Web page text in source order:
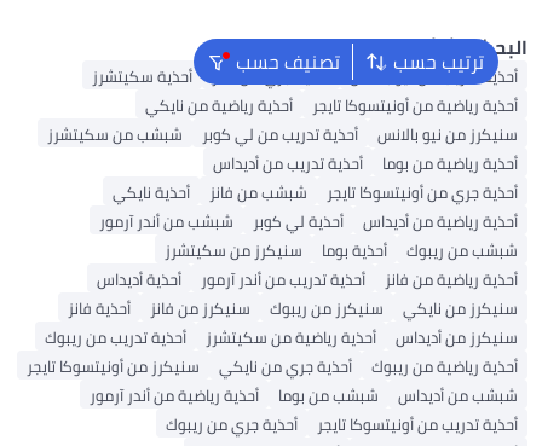
ترتيب حسب تصنيف حسب الشائع
تدريب من نيو بالانس أحذية جري من فانز
أحذية سكيتشرز
رياضية من أونيتسوكا تايجر
أحذية رياضية من نايكي
من نيو بالانس
أحذية تدريب من لي كوبر
شبشب من سكيتشرز
رياضية من بوما
أحذية تدريب من أديداس
جري من أونيتسوكا تايجر
شبشب من فانز
أحذية نايكي
رياضية من أديداس
أحذية لي كوبر
شبشب من أندر آرمور
من ريبوك
أحذية بوما
سنيكرز من سكيتشرز
رياضية من فانز
أحذية تدريب من أندر آرمور
أحذية أديداس
من نايكي
سنيكرز من ريبوك سنيكرز من فانز
أحذية فانز
من أديداس
أحذية رياضية من سكيتشرز
أحذية تدريب من ريبوك
رياضية من ريبوك
أحذية جري من نايكي
سنيكرز من أونيتسوكا تايجر
من أديداس
شبشب من بوما
أحذية رياضية من أندر آرمور
تدريب من أونيتسوكا تايجر
أحذية جري من ريبوك